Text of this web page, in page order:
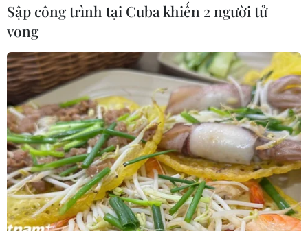
Sập công trình tại Cuba khiến 2 người tử
vong